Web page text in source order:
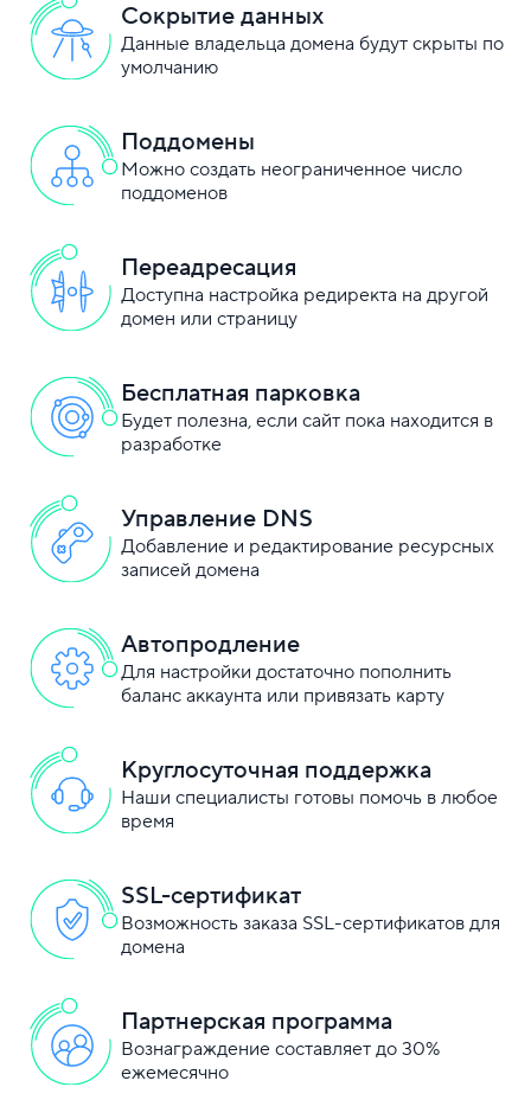
Сокрытие данных
Данные владельца домена будут скрыты по
умолчанию
Поддомены
Можно создать неограниченное число
поддоменов
Переадресация
Доступна настройка редиректа на другой
домен или страницу
Бесплатная парковка
Будет полезна, если сайт пока находится в
разработке
Управление DNS
Добавление и редактирование ресурсных
записей домена
Автопродление
Для настройки достаточно пополнить
баланс аккаунта или привязать карту
Круглосуточная поддержка
Наши специалисты готовы помочь в любое
время
SSL-сертификат
Возможность заказа SSL-сертификатов для
домена
Партнерская программа
Вознаграждение составляет до 30%
ежемесячно